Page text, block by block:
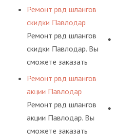
предприятия.
сервис РВД на разовой
основе либо на
условиях
долговременного
комплексного
гидросистем Вашего
предприятия.
Ремонт рвд шлангов
скидки Павлодар
Ремонт рвд шлангов
скидки Павлодар. Вы
сможете заказать
сервис РВД на разовой
основе либо на
условиях
долговременного
комплексного
Ремонт рвд шлангов
акции Павлодар
Ремонт рвд шлангов
акции Павлодар. Вы
сможете заказать